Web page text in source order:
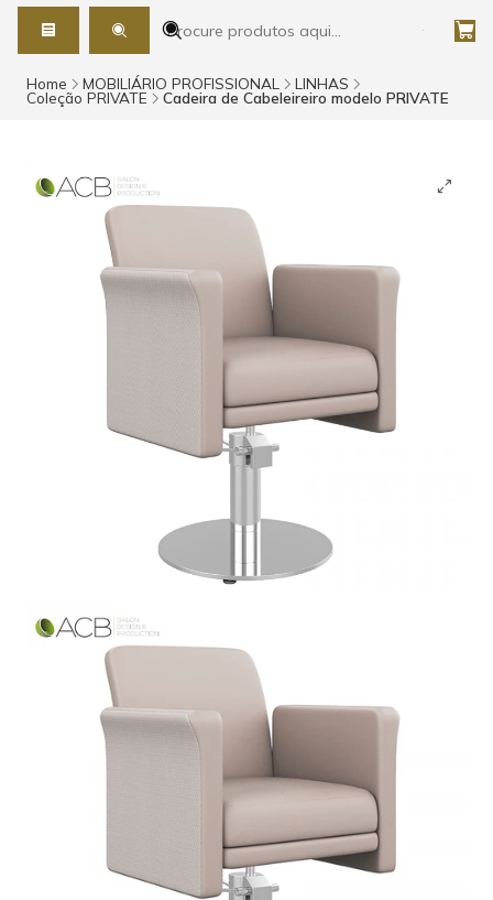
Home MOBILIÁRIO PROFISSIONAL LINHAS
Coleção PRIVATE Cadeira de Cabeleireiro modelo PRIVATE